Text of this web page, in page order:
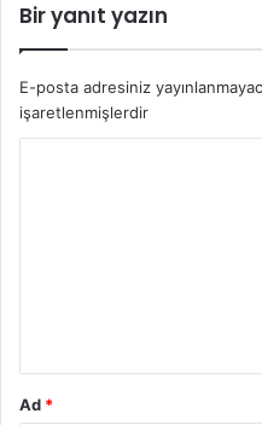
Bir yanıt yazın
E-posta adresiniz
işaretlenmişlerdir
Ad *